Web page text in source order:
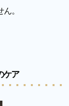
。
ケア